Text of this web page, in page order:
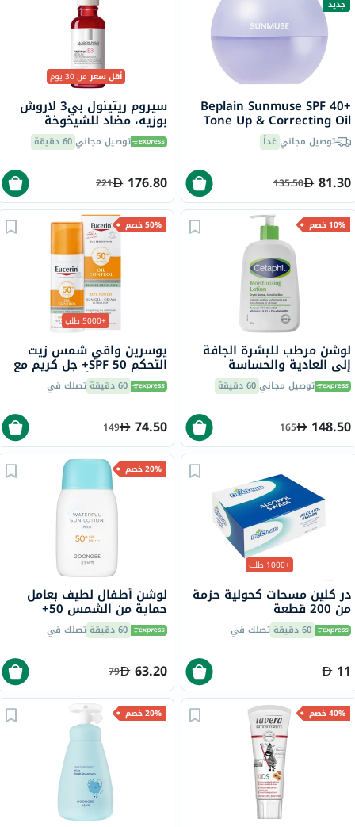
جديد
Beplain Sunmuse SPF 40+
Tone Up & Correcting Oil
Cut Sun Powder - 7.5g
توصيل مجانيغداً
81.30
135.50
أقل سعرمن 30 يوم
سيروم ريتينول بي3 لاروش
بوزيه، مضاد للشيخوخة
والتجاعيد - 30 ملتوصيل مجاني60 دقيقة
176.80
221
10% خصم
لوشن مرطب للبشرة الجافة
إلى العادية والحساسة
سيتافيل، 473 ملتوصيل مجاني60 دقيقة
148.50
165
50% خصم
+5000 طلب
يوسرين واقي شمس زيت
التحكم SPF 50+ جل كريم مع
لمسة جافة وتأثير مضاد
لللمعان للبشرة المعرضة
60 دقيقة تصلك في
74.50
149
+1000 طلب
در كلين مسحات كحولية حزمة
من 200 قطعة
60 دقيقة تصلك في
11
20% خصم
لوشن أطفال لطيف بعامل
حماية من الشمس 50+
جونجبي، 80 جرام
60 دقيقة تصلك في
63.20
79
40% خصم 20% خصم